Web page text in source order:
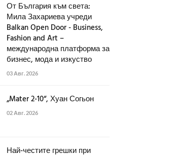
От България към света:
Мила Захариева учреди
Balkan Open Door - Business,
Fashion and Art –
международна платформа за
бизнес, мода и изкуство
03 Авг. 2026
„Mater 2-10“, Хуан Согьон
02 Авг. 2026
Най-честите грешки при